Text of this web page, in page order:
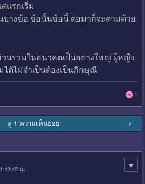
แรกเริ่ม
บางข้อ ข้อนั้นข้อนี้ ต่อมาก็จะตามด้วย
นรวมในอนาคตเป็นอย่างใหญ่ ผู้หญิง
ด้ไม่จำเป็นต้องเป็นภิกษุณี
1
ดู 1 ความเห็นย่อย ∨
น.